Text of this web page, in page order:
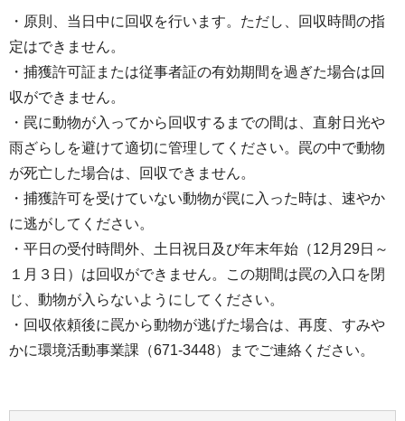
・原則、当日中に回収を行います。ただし、回収時間の指
定はできません。
・捕獲許可証または従事者証の有効期間を過ぎた場合は回
収ができません。
・罠に動物が入ってから回収するまでの間は、直射日光や
雨ざらしを避けて適切に管理してください。罠の中で動物
が死亡した場合は、回収できません。
・捕獲許可を受けていない動物が罠に入った時は、速やか
に逃がしてください。
・平日の受付時間外、土日祝日及び年末年始（12月29日～
１月３日）は回収ができません。この期間は罠の入口を閉
じ、動物が入らないようにしてください。
・回収依頼後に罠から動物が逃げた場合は、再度、すみや
かに環境活動事業課（671-3448）までご連絡ください。